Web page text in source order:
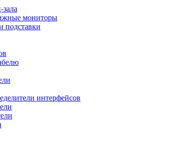
мониторы
подставки
интерфейсов